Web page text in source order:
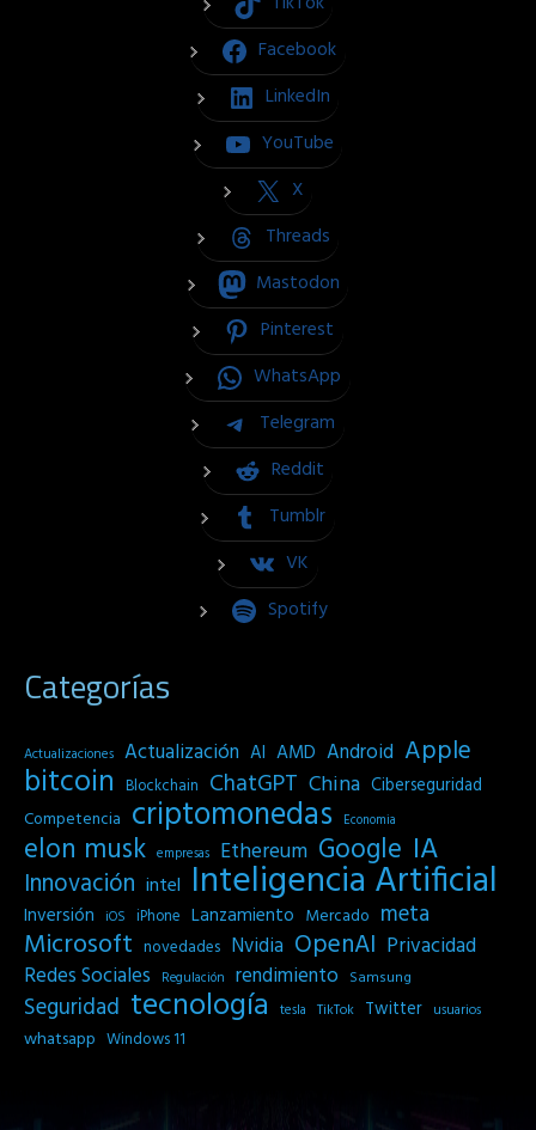
Facebook
LinkedIn
YouTube
X
Threads
Mastodon
Pinterest
WhatsApp
Telegram
Reddit
Tumblr
VK
Spotify
Categorías
Actualizaciones Actualización AI AMD Android Apple
bitcoin Blockchain ChatGPT China Ciberseguridad
Competencia criptomonedas Economia
elon musk empresas Ethereum Google IA
Innovación intel Inteligencia Artificial
Inversión iOS iPhone Lanzamiento Mercado meta
Microsoft novedades Nvidia OpenAI Privacidad
Redes Sociales
Regulación rendimiento Samsung
Seguridad tecnología tesla TikTok Twitter usuarios
whatsapp Windows 11